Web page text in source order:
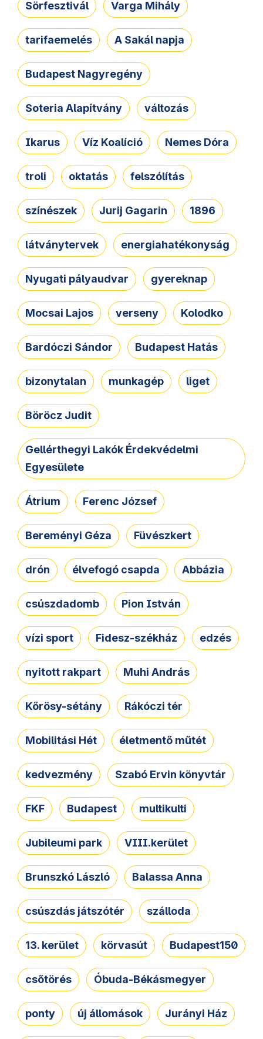
Sörfesztivál Varga Mihály
tarifaemelés A Sakál napja
Budapest Nagyregény
Soteria Alapítvány változás
Ikarus Víz Koalíció Nemes Dóra
troli oktatás felszólítás
színészek Jurij Gagarin 1896
látványtervek energiahatékonyság
Nyugati pályaudvar gyereknap
Mocsai Lajos verseny Kolodko
Bardóczi Sándor Budapest Hatás
bizonytalan munkagép liget
Böröcz Judit
Gellérthegyi Lakók Érdekvédelmi
Egyesülete
Átrium Ferenc József
Bereményi Géza Füvészkert
drón élvefogó csapda Abbázia
csúszdadomb Pion István
vízi sport Fidesz-székház edzés
nyitott rakpart Muhi András
Kőrösy-sétány Rákóczi tér
Mobilitási Hét életmentő műtét
kedvezmény Szabó Ervin könyvtár
FKF Budapest multikulti
Jubileumi park VIII.kerület
Brunszkó László Balassa Anna
csúszdás játszótér szálloda
13. kerület körvasút Budapest150
csőtörés Óbuda-Békásmegyer
ponty új állomások Jurányi Ház